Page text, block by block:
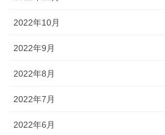
2022年10月
2022年9月
2022年8月
2022年7月
2022年6月